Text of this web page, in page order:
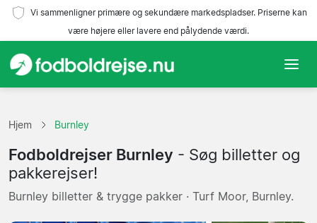
Vi sammenligner primære og sekundære markedspladser. Priserne kan
være højere eller lavere end pålydende værdi.
Hold
Ligaer
Rejsebureauer
Hjem Burnley
Fodboldrejser Burnley - Søg billetter og
pakkerejser!
Burnley billetter & trygge pakker · Turf Moor, Burnley.